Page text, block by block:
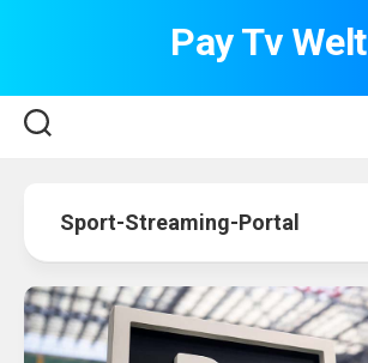
Pay Tv Welt
Sport-Streaming-Portal